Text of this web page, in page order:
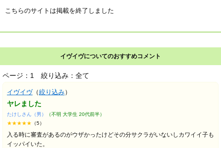
こちらのサイトは掲載を終了しました
イヴイヴについてのおすすめコメント
ページ：1 絞り込み：全て
イヴイヴ（絞り込み）
ヤレました
たけしさん（男）
（不明 大学生 20代前半）
★★★★★ （5）
入る時に審査があるのがウザかったけどその分サクラがいないしカワイイ子も
イッパイいた。